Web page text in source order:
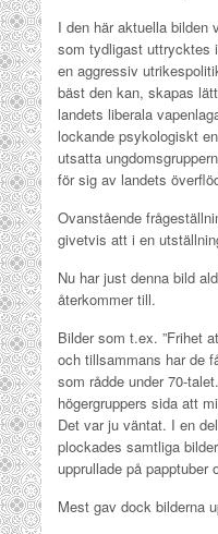
I den här aktuella bilden
som tydligast uttrycktes
en aggressiv
bäst den kan, skapas
landets liberala
lockande psykologiskt
utsatta
för sig av landets
Ovanstående
givetvis att i en
Nu har just denna bild
återkommer till.
Bilder som t.ex. ”Frihet
och tillsammans har de
som rådde under 70-
högergruppers sida att
Det var ju väntat. I en
plockades samtliga
upprullade på papptuber
Mest gav dock bilderna